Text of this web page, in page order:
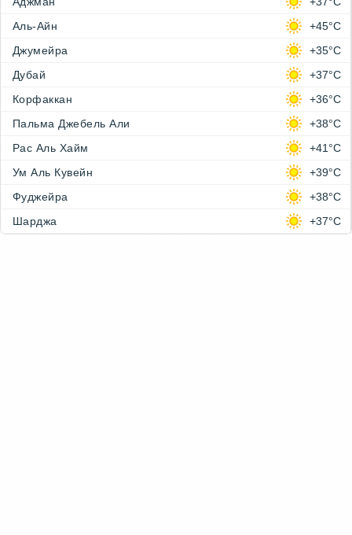
Аль-Айн
+45°C
Джумейра
+35°C
Дубай
+37°C
Корфаккан
+36°C
Пальма Джебель Али
+38°C
Рас Аль Хайм
+41°C
Ум Аль Кувейн
+39°C
Фуджейра
+38°C
Шарджа
+37°C